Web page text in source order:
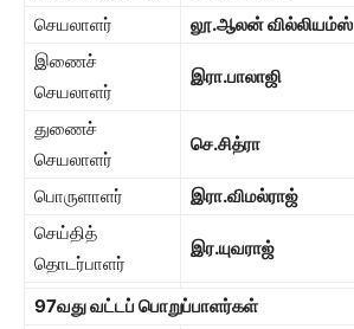
செயலாளர்
லூ.ஆலன் வில்லியம்ஸ்
இணைச்
செயலாளர்
இரா.பாலாஜி
துணைச்
செயலாளர்
செ.சித்ரா
பொருளாளர் இரா.விமல்ராஜ்
செய்தித்
தொடர்பாளர்
இர.யுவராஜ்
97வது வட்டப் பொறுப்பாளர்கள்